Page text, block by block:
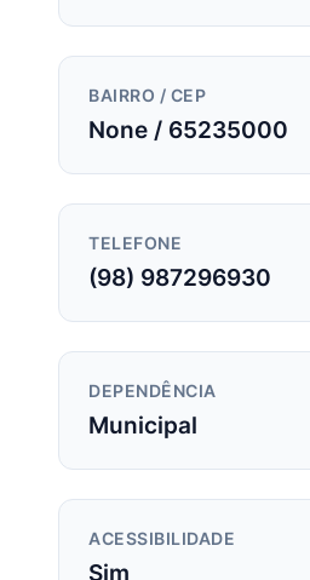
BAIRRO / CEP
None / 65235000
TELEFONE
(98) 987296930
DEPENDÊNCIA
Municipal
ACESSIBILIDADE
Sim